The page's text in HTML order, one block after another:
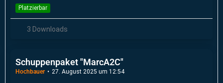
Platzierbar
3 Downloads
Schuppenpaket "MarcA2C"
Hochbauer 27. August 2025 um 12:54